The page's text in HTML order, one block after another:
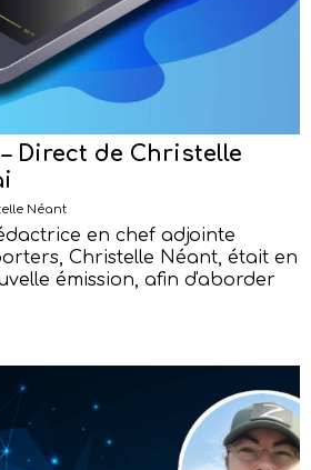
– Direct de Christelle
Néant
en chef adjointe
Christelle Néant, était en
émission, afin d'aborder